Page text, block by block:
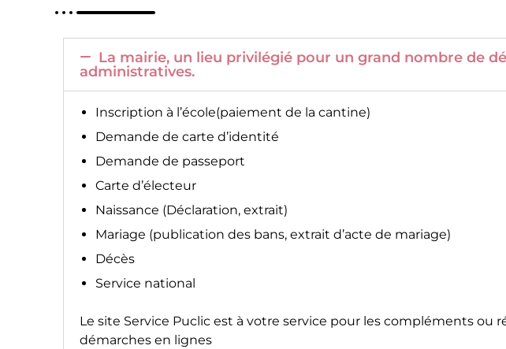
La mairie, un lieu privilégié pour un grand nombre de
administratives.
Inscription à l’école(paiement de la cantine)
Demande de carte d’identité
Demande de passeport
Carte d’électeur
Naissance (Déclaration, extrait)
Mariage (publication des bans, extrait d’acte de mariage)
Décès
Service national
Le site Service Puclic est à votre service pour les compléments ou
démarches en lignes